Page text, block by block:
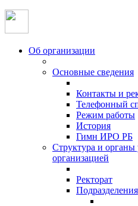
Об организации
Основные сведения
Контакты и
Телефонный
Режим работы
История
Гимн ИРО РБ
Структура и органы
организацией
Ректорат
Подразделения